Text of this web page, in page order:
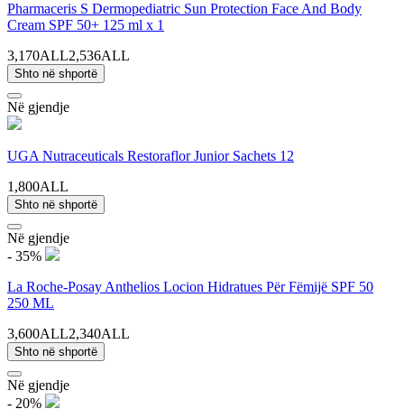
Pharmaceris S Dermopediatric Sun Protection Face And Body
Cream SPF 50+ 125 ml x 1
3,170ALL2,536ALL
Shto në shportë
Në gjendje
UGA Nutraceuticals Restoraflor Junior Sachets 12
1,800ALL
Shto në shportë
Në gjendje
- 35%
La Roche-Posay Anthelios Locion Hidratues Për Fëmijë SPF 50
250 ML
3,600ALL2,340ALL
Shto në shportë
Në gjendje
- 20%